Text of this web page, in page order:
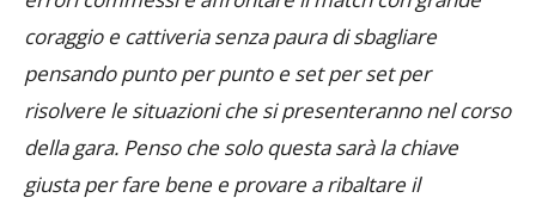
errori commessi e affrontare il match con grande
coraggio e cattiveria senza paura di sbagliare
pensando punto per punto e set per set per
risolvere le situazioni che si presenteranno nel corso
della gara. Penso che solo questa sarà la chiave